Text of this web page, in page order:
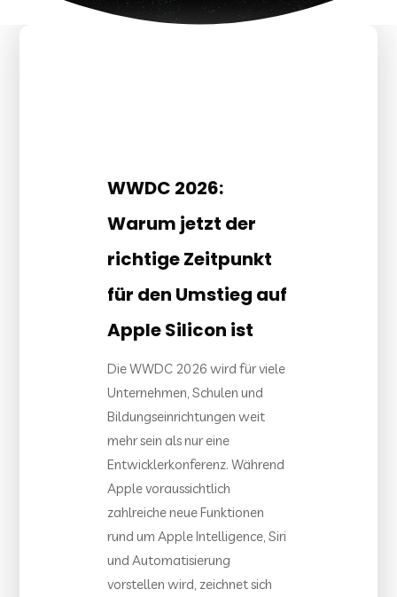
WWDC 2026:
Warum jetzt der
richtige Zeitpunkt
für den Umstieg auf
Apple Silicon ist
Die WWDC 2026 wird für viele
Unternehmen, Schulen und
Bildungseinrichtungen weit
mehr sein als nur eine
Entwicklerkonferenz. Während
Apple voraussichtlich
zahlreiche neue Funktionen
rund um Apple Intelligence, Siri
und Automatisierung
vorstellen wird, zeichnet sich